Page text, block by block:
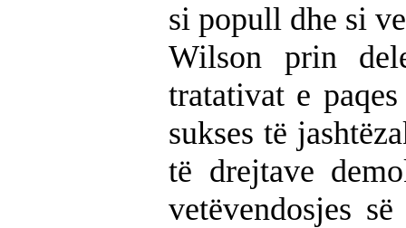
si popull dhe si
Wilson prin
tratativat e
sukses të
të drejtave
vetëvendosjes